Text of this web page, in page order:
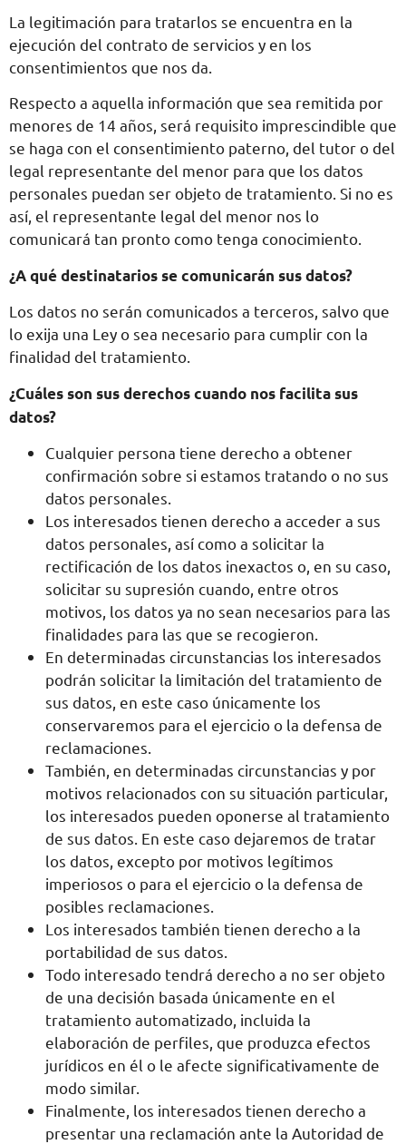
La legitimación para tratarlos se encuentra en la
ejecución del contrato de servicios y en los
consentimientos que nos da.
Respecto a aquella información que sea remitida por
menores de 14 años, será requisito imprescindible que
se haga con el consentimiento paterno, del tutor o del
legal representante del menor para que los datos
personales puedan ser objeto de tratamiento. Si no es
así, el representante legal del menor nos lo
comunicará tan pronto como tenga conocimiento.
¿A qué destinatarios se comunicarán sus datos?
Los datos no serán comunicados a terceros, salvo que
lo exija una Ley o sea necesario para cumplir con la
finalidad del tratamiento.
¿Cuáles son sus derechos cuando nos facilita sus
datos?
Cualquier persona tiene derecho a obtener
confirmación sobre si estamos tratando o no sus
datos personales.
Los interesados tienen derecho a acceder a sus
datos personales, así como a solicitar la
rectificación de los datos inexactos o, en su caso,
solicitar su supresión cuando, entre otros
motivos, los datos ya no sean necesarios para las
finalidades para las que se recogieron.
En determinadas circunstancias los interesados
podrán solicitar la limitación del tratamiento de
sus datos, en este caso únicamente los
conservaremos para el ejercicio o la defensa de
reclamaciones.
También, en determinadas circunstancias y por
motivos relacionados con su situación particular,
los interesados pueden oponerse al tratamiento
de sus datos. En este caso dejaremos de tratar
los datos, excepto por motivos legítimos
imperiosos o para el ejercicio o la defensa de
posibles reclamaciones.
Los interesados también tienen derecho a la
portabilidad de sus datos.
Todo interesado tendrá derecho a no ser objeto
de una decisión basada únicamente en el
tratamiento automatizado, incluida la
elaboración de perfiles, que produzca efectos
jurídicos en él o le afecte significativamente de
modo similar.
Finalmente, los interesados tienen derecho a
presentar una reclamación ante la Autoridad de